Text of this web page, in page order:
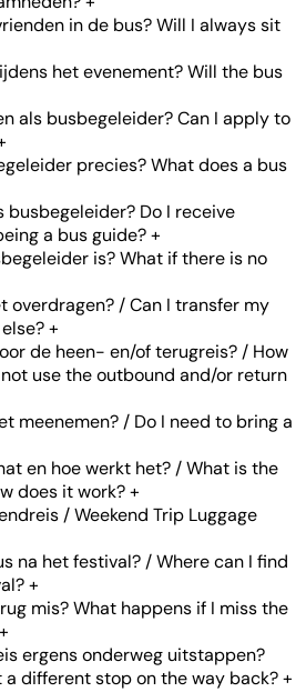
in de bus? Will I always sit
het evenement? Will the bus
als busbegeleider? Can I apply to
precies? What does a bus
busbegeleider? Do I receive
a bus guide?+
is? What if there is no
overdragen? / Can I transfer my
+
de heen- en/of terugreis? / How
use the outbound and/or return
meenemen? / Do I need to bring a
en hoe werkt het? / What is the
does it work?+
/ Weekend Trip Luggage
na het festival? / Where can I find
+
mis? What happens if I miss the
+
ergens onderweg uitstappen?
a different stop on the way back?+